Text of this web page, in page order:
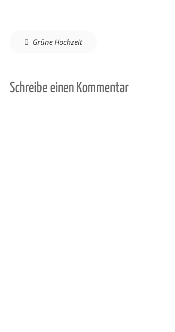
Beitragsnavigation
Grüne Hochzeit
Schreibe einen Kommentar